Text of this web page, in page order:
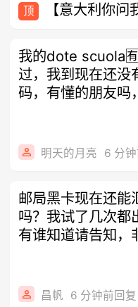
顶 【意大利你问
我的dote
过，我到现在还没
码，有懂的朋友吗
明天的月亮 6 分
邮局黑卡现在还能
吗？我试了几次都
有谁知道请告知，
昌帆 6 分钟前回复